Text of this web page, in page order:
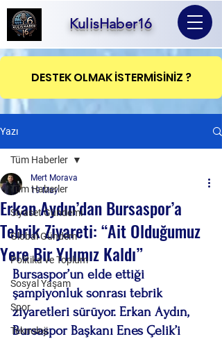
KulisHaber16
DESTEK OLMAK İSTERMİSİNİZ ?
Yazı
Tüm Haberler
Siyaset Gündemi
Global Gündem
Politika ve Toplum
Sosyal Yaşam
Spor
Teknoloji
Tüm Haberler
Erkan Aydın’dan Bursaspor’a
Tebrik Ziyareti: “Ait Olduğumuz
Yere Bir Yılımız Kaldı”
Mert Morava
19 May
Bursaspor’un elde ettiği
şampiyonluk sonrası tebrik
ziyaretleri sürüyor. Erkan Aydın,
Bursaspor Başkanı Enes Çelik’i